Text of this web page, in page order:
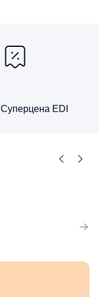
Суперцена EDI
с контрагентами